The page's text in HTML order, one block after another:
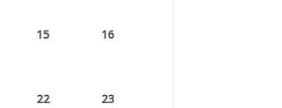
15 16
22 23